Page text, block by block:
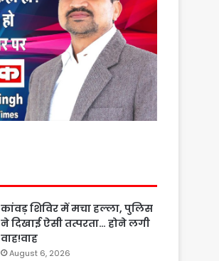
कांवड़ शिविर में मचा हल्ला, पुलिस
ने दिखाई ऐसी तत्परता… होने लगी
वाह!वाह
August 6, 2026